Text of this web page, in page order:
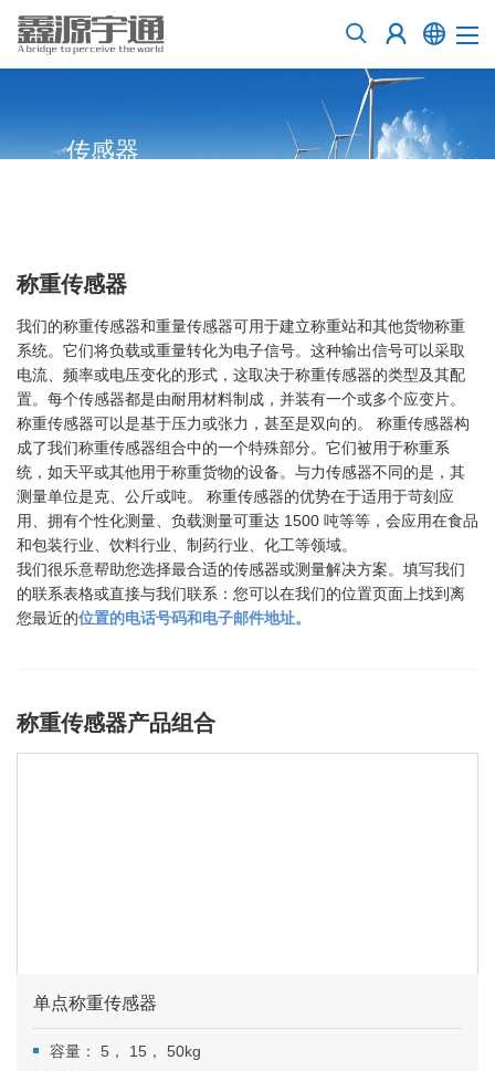
传感器
称重传感器
我们的称重传感器和重量传感器可用于建立称重站和其他货物称重
系统。它们将负载或重量转化为电子信号。这种输出信号可以采取
电流、频率或电压变化的形式，这取决于称重传感器的类型及其配
置。每个传感器都是由耐用材料制成，并装有一个或多个应变片。
称重传感器可以是基于压力或张力，甚至是双向的。 称重传感器构
成了我们称重传感器组合中的一个特殊部分。它们被用于称重系
统，如天平或其他用于称重货物的设备。与力传感器不同的是，其
测量单位是克、公斤或吨。 称重传感器的优势在于适用于苛刻应
用、拥有个性化测量、负载测量可重达 1500 吨等等，会应用在食品
和包装行业、饮料行业、制药行业、化工等领域。
我们很乐意帮助您选择最合适的传感器或测量解决方案。填写我们
的联系表格或直接与我们联系：您可以在我们的位置页面上找到离
您最近的位置的电话号码和电子邮件地址。
称重传感器产品组合
单点称重传感器
容量： 5， 15， 50kg